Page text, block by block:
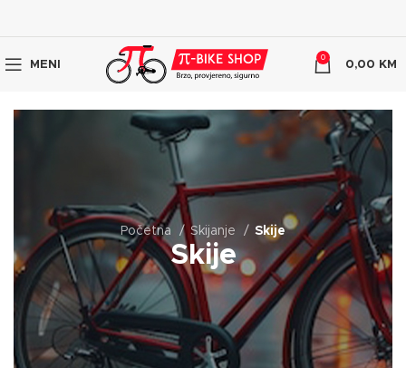
MENI
0
0,00 KM
Početna Skijanje Skije
Skije